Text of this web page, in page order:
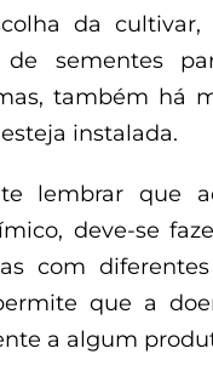
da cultivar,
de sementes
também há
instalada.
lembrar que
deve-se
com
que a
a algum